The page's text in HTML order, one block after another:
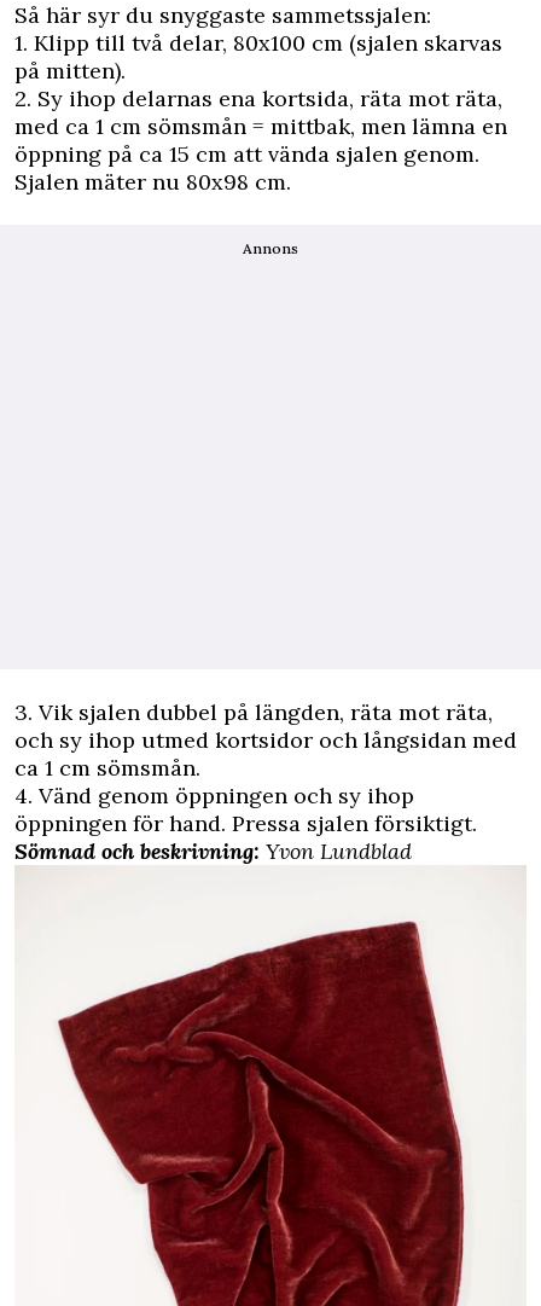
Så här syr du snyggaste sammetssjalen:
1. Klipp till två delar, 80x100 cm (sjalen skarvas
på mitten).
2. Sy ihop delarnas ena kortsida, räta mot räta,
med ca 1 cm sömsmån = mittbak, men lämna en
öppning på ca 15 cm att vända sjalen genom.
Sjalen mäter nu 80x98 cm.
Annons
3. Vik sjalen dubbel på längden, räta mot räta,
och sy ihop utmed kortsidor och långsidan med
ca 1 cm sömsmån.
4. Vänd genom öppningen och sy ihop
öppningen för hand. Pressa sjalen försiktigt.
Sömnad och beskrivning: Yvon Lundblad